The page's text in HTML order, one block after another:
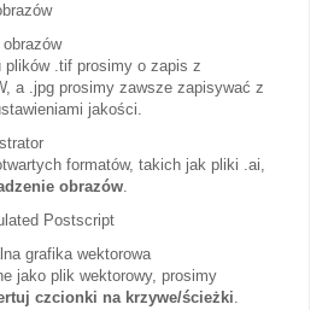
plików .tif prosimy o zapis z
a .jpg prosimy zawsze zapisywać z
jakości.
formatów, takich jak pliki .ai,
obrazów.
Postscript
grafika wektorowa
jako plik wektorowy, prosimy
czcionki na krzywe/ścieżki.